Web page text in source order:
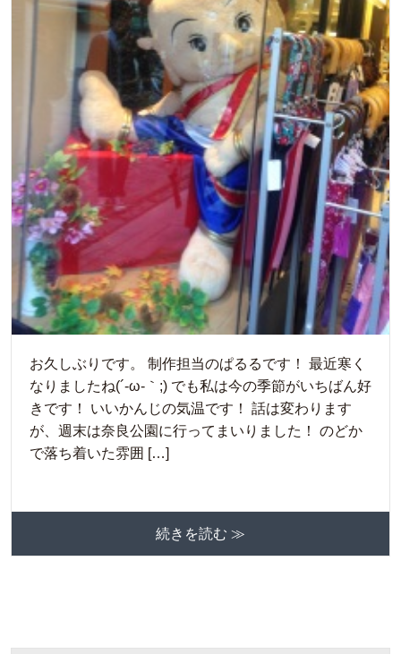
お久しぶりです。 制作担当のぱるるです！ 最近寒く
なりましたね(´-ω-｀;) でも私は今の季節がいちばん好
きです！ いいかんじの気温です！ 話は変わります
が、週末は奈良公園に行ってまいりました！ のどか
で落ち着いた雰囲 […]
続きを読む ≫